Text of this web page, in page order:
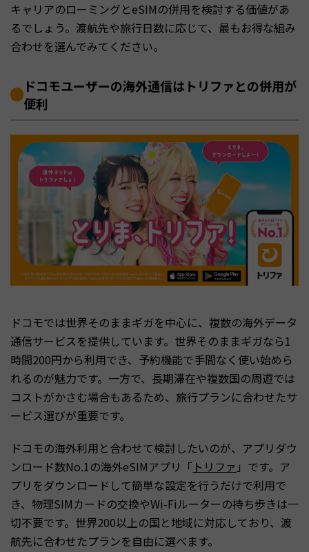
キャリアのローミングとeSIMの併用を検討する価値があ
るでしょう。渡航先や旅行日数に応じて、最もお得な組み
合わせを選んでみてください。
ドコモユーザーの海外通信はトリファとの併用が
便利
ドコモでは世界そのままギガを中心に、複数の海外データ
通信サービスを提供しています。世界そのままギガなら1
時間200円から利用でき、予約機能で手間なく使い始めら
れるのが魅力です。一方で、長期滞在や複数国の周遊では
コストがかさむ場合もあるため、旅行プランに合わせたサ
ービス選びが重要です。
ドコモの海外利用と合わせて検討したいのが、アプリダウ
ンロード数No.1の海外eSIMアプリ「 トリファ 」です。ア
プリをダウンロードして簡単な設定を行うだけで利用で
き、物理SIMカードの交換やWi-Fiルーターの持ち歩きは一
切不要です。世界200以上の国と地域に対応しており、渡
航先に合わせたプランを自由に選べます。